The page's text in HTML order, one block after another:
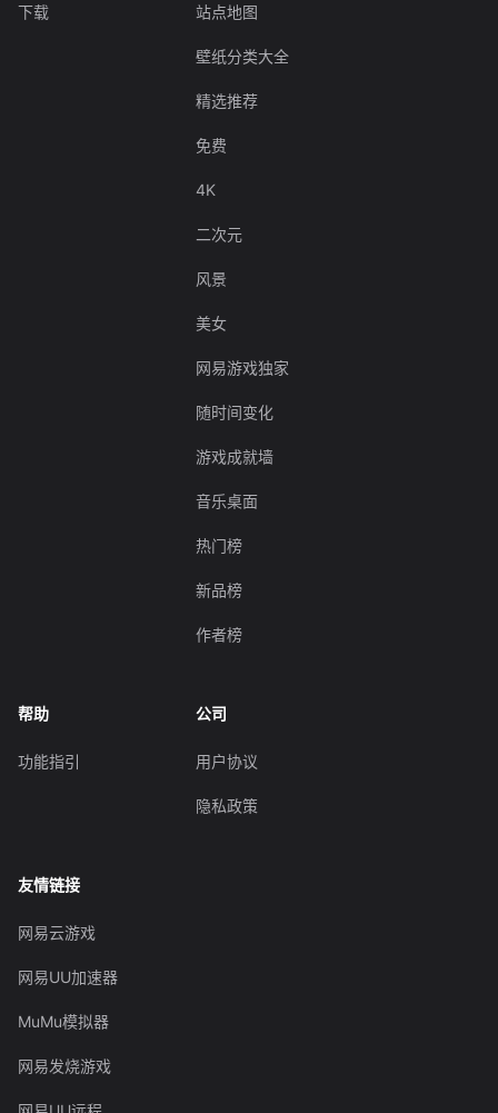
下载 站点地图
壁纸分类大全
精选推荐
免费
4K
二次元
风景
美女
网易游戏独家
随时间变化
游戏成就墙
音乐桌面
热门榜
新品榜
作者榜
帮助
功能指引
公司
用户协议
隐私政策
友情链接
网易云游戏
网易UU加速器
MuMu模拟器
网易发烧游戏